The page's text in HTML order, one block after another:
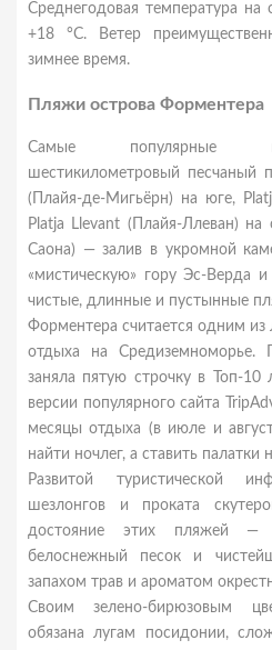
Среднегодовая температура на
+18 °C. Ветер
зимнее время.
Пляжи острова Форментера
Самые популярные
шестикилометровый песчаный
(Плайя-де-Мигьёрн) на юге,
Platja Llevant (Плайя-Ллеван) на
Саона) — залив в укромной
«мистическую» гору Эс-Верда
чистые, длинные и пустынные
Форментера считается одним
отдыха на
заняла пятую строчку в Топ-
версии популярного сайта
месяцы отдыха (в июле и
найти ночлег, а ставить палатки
Развитой туристической
шезлонгов и проката
достояние этих пляжей —
белоснежный песок и
запахом трав и ароматом
Своим зелено-бирюзовым
обязана лугам посидонии,